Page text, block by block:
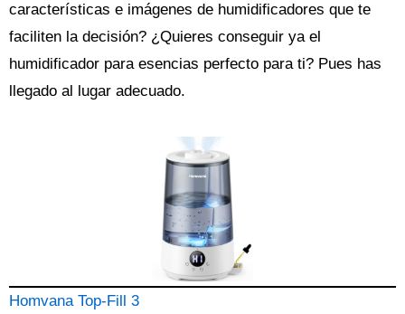
características e imágenes de humidificadores que te
faciliten la decisión? ¿Quieres conseguir ya el
humidificador para esencias perfecto para ti? Pues has
llegado al lugar adecuado.
Homvana Top-Fill 3